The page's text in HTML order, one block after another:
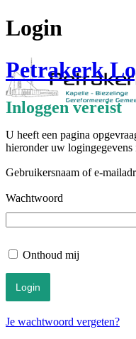
Login
Petrakerk
Inloggen vereist
U heeft een pagina
hieronder uw
Gebruikersnaam of e-
Wachtwoord
Onthoud mij
Je wachtwoord vergeten?